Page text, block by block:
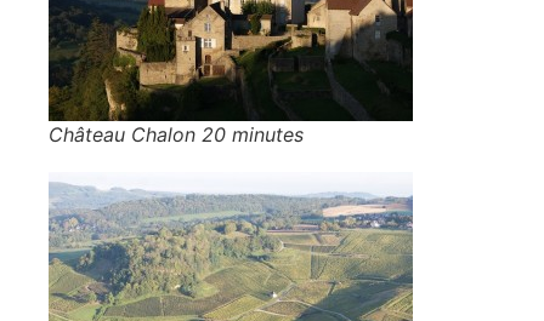
Château Chalon 20 minutes